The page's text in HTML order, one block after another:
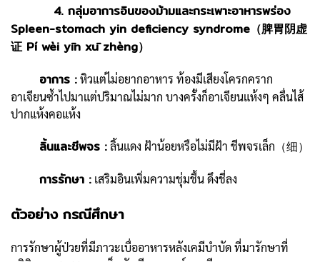
4. กลุ่มอาการอินของม้ามและกระเพาะอาหารพร่อง
Spleen-stomach yin deficiency syndrome（脾胃阴虚
证 Pí wèi yīn xū zhèng）
อาการ :หิวแต่ไม่อยากอาหาร ท้องมีเสียงโครกคราก
อาเจียนซ้ำไปมาแต่ปริมาณไม่มาก บางครั้งก็อาเจียนแห้งๆ คลื่นไส้
ปากแห้งคอแห้ง
ลิ้นและชีพจร :ลิ้นแดง ฝ้าน้อยหรือไม่มีฝ้า ชีพจรเล็ก（细）
การรักษา : เสริมอินเพิ่มความชุ่มชื้น ดึงชี่ลง
ตัวอย่าง กรณีศึกษา
การรักษาผู้ป่วยที่มีภาวะเบื่ออาหารหลังเคมีบำบัด ที่มารักษาที่